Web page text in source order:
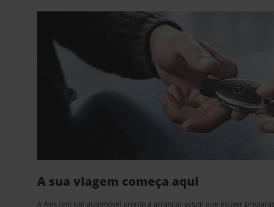
A sua viagem começa aqui
A Avis tem um automóvel pronto a arrancar assim que estiver